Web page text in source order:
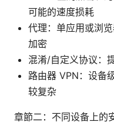
可能的速度损耗
代理：单应用或浏
加密
混淆/自定义协议：
路由器 VPN：设备
较复杂
章節二：不同设备上的